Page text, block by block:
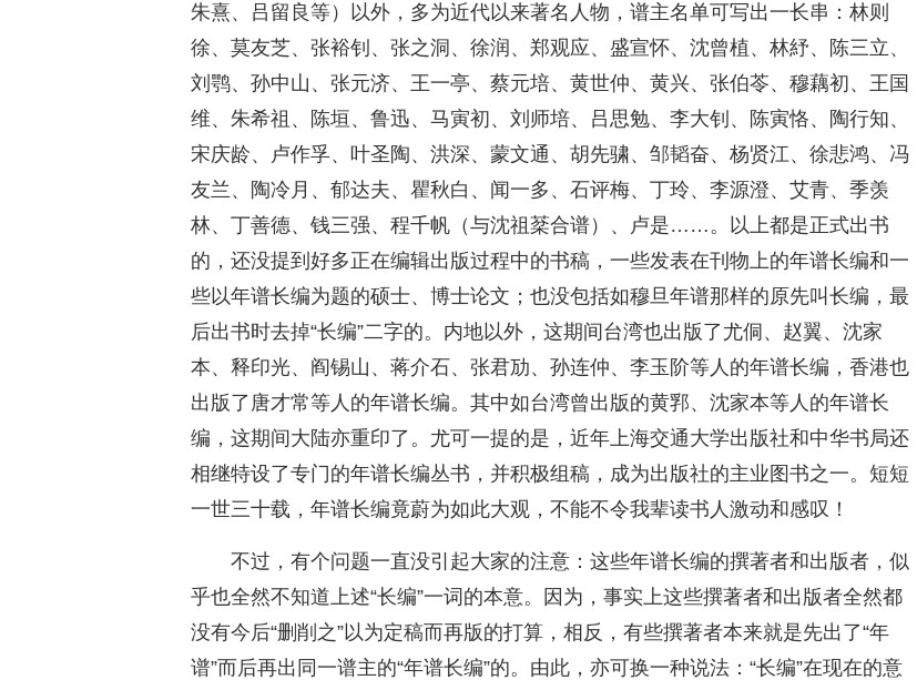
朱熹、吕留良等）以外，多为近代以来著名人物，谱主名单可写出一长串：林则
徐、莫友芝、张裕钊、张之洞、徐润、郑观应、盛宣怀、沈曾植、林紓、陈三立、
刘鹗、孙中山、张元济、王一亭、蔡元培、黄世仲、黄兴、张伯苓、穆藕初、王国
维、朱希祖、陈垣、鲁迅、马寅初、刘师培、吕思勉、李大钊、陈寅恪、陶行知、
宋庆龄、卢作孚、叶圣陶、洪深、蒙文通、胡先骕、邹韬奋、杨贤江、徐悲鸿、冯
友兰、陶冷月、郁达夫、瞿秋白、闻一多、石评梅、丁玲、李源澄、艾青、季羡
林、丁善德、钱三强、程千帆（与沈祖棻合谱）、卢是……。以上都是正式出书
的，还没提到好多正在编辑出版过程中的书稿，一些发表在刊物上的年谱长编和一
些以年谱长编为题的硕士、博士论文；也没包括如穆旦年谱那样的原先叫长编，最
后出书时去掉“长编”二字的。内地以外，这期间台湾也出版了尤侗、赵翼、沈家
本、释印光、阎锡山、蒋介石、张君劢、孙连仲、李玉阶等人的年谱长编，香港也
出版了唐才常等人的年谱长编。其中如台湾曾出版的黄郛、沈家本等人的年谱长
编，这期间大陆亦重印了。尤可一提的是，近年上海交通大学出版社和中华书局还
相继特设了专门的年谱长编丛书，并积极组稿，成为出版社的主业图书之一。短短
一世三十载，年谱长编竟蔚为如此大观，不能不令我辈读书人激动和感叹！
不过，有个问题一直没引起大家的注意：这些年谱长编的撰著者和出版者，似
乎也全然不知道上述“长编”一词的本意。因为，事实上这些撰著者和出版者全然都
没有今后“删削之”以为定稿而再版的打算，相反，有些撰著者本来就是先出了“年
谱”而后再出同一谱主的“年谱长编”的。由此，亦可换一种说法：“长编”在现在的意